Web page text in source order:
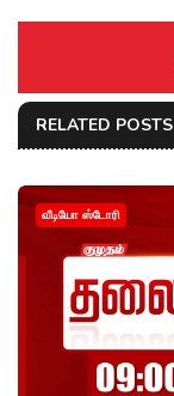
RELATED POSTS
வீடியோ ஸ்டோரி